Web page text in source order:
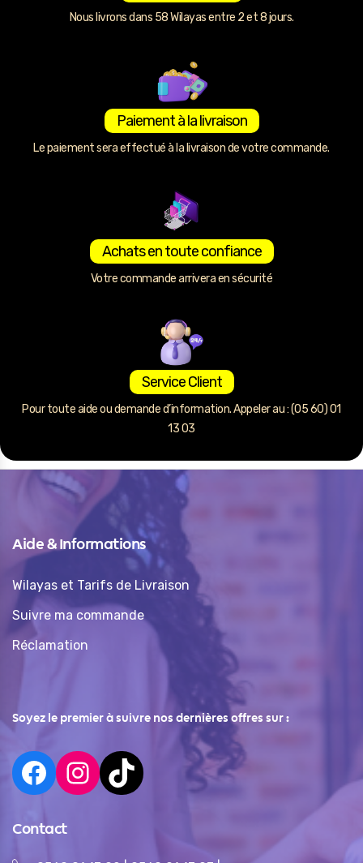
Nous livrons dans 58 Wilayas entre 2 et 8 jours.
Paiement à la livraison
Le paiement sera effectué à la livraison de votre commande.
Achats en toute confiance
Votre commande arrivera en sécurité
Service Client
Pour toute aide ou demande d’information. Appeler au : (05 60) 01
13 03
Aide & Informations
Wilayas et Tarifs de Livraison
Suivre ma commande
Réclamation
Soyez le premier à suivre nos dernières offres sur :
Contact